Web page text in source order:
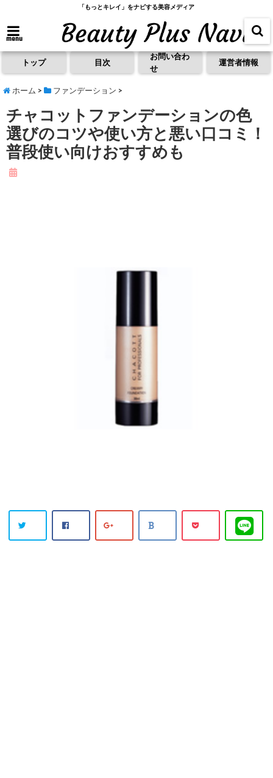
「もっとキレイ」をナビする美容メディア
menu
トップ 目次
お問い合わ
せ
運営者情報
ホーム > ファンデーション >
チャコットファンデーションの色
選びのコツや使い方と悪い口コミ！
普段使い向けおすすめも